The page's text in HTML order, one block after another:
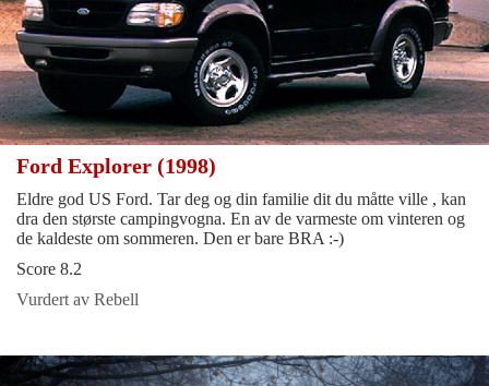
Ford Explorer (1998)
Eldre god US Ford. Tar deg og din familie dit du måtte ville , kan
dra den største campingvogna. En av de varmeste om vinteren og
de kaldeste om sommeren. Den er bare BRA :-)
Score 8.2
Vurdert av Rebell